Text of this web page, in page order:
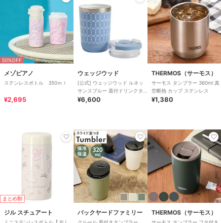
50%OFF
メゾピアノ
ステンレスボトル 350ｍｌ
¥2,695
ウェッジウッド
[公式] ウェッジウッド ルネッ
サンスブルー 蓋付ドリンクタ
ンブラー
¥6,600
THERMOS（サーモス）
サーモス タンブラー 360ml 真
空断熱 カップ ステンレス
¥1,380
まとめ割
ジル スチュアート バックヤードファミリー THERMOS（サーモス）